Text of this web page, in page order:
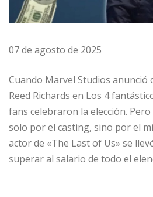
07 de agosto de 2025
Cuando Marvel Studios anunció
Reed Richards en Los 4
fans celebraron la elección.
solo por el casting, sino por el
actor de «The Last of Us» se
superar al salario de todo el